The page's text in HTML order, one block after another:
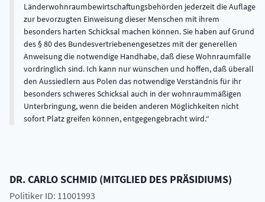
Länderwohnraumbewirtschaftungsbehörden jederzeit die Auflage
zur bevorzugten Einweisung dieser Menschen mit ihrem
besonders harten Schicksal machen können. Sie haben auf Grund
des § 80 des Bundesvertriebenengesetzes mit der generellen
Anweisung die notwendige Handhabe, daß diese Wohnraumfälle
vordringlich sind. Ich kann nur wünschen und hoffen, daß überall
den Aussiedlern aus Polen das notwendige Verständnis für ihr
besonders schweres Schicksal auch in der wohnraummäßigen
Unterbringung, wenn die beiden anderen Möglichkeiten nicht
sofort Platz greifen können, entgegengebracht wird.
DR.CARLOSCHMID (MITGLIED DES PRÄSIDIUMS)
Politiker ID: 11001993